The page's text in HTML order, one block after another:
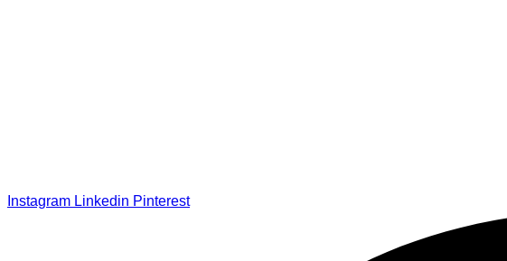
Instagram Linkedin Pinterest